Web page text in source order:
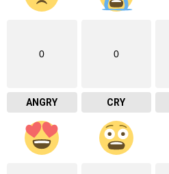
0
ANGRY
0
CRY